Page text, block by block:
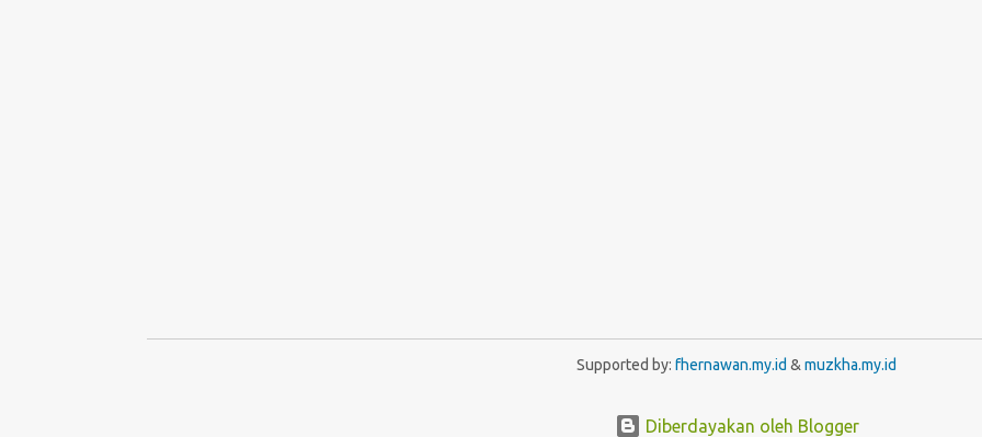
Supported by: fhernawan.my.id &muzkha.my.id
Diberdayakan oleh Blogger